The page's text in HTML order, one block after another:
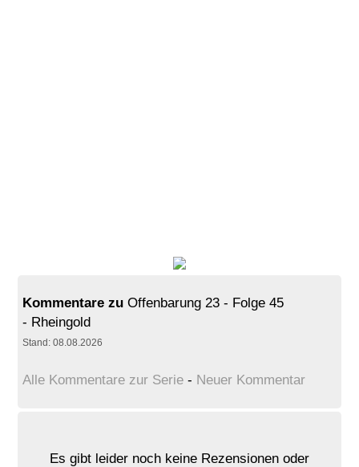
Kommentare zu Offenbarung 23 - Folge 45
- Rheingold
Stand: 08.08.2026
Alle Kommentare zur Serie - Neuer Kommentar
Es gibt leider noch keine Rezensionen oder